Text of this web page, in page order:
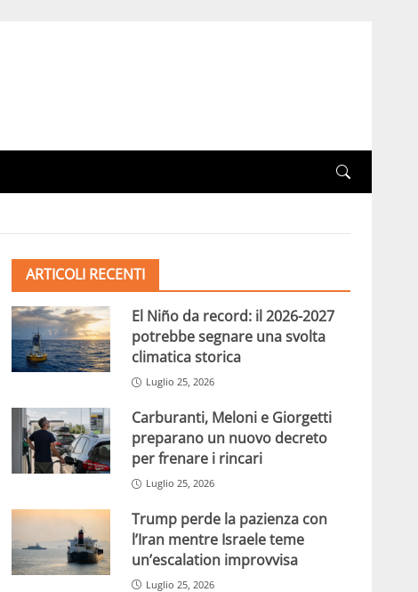
ARTICOLI RECENTI
El Niño da record: il 2026-2027
potrebbe segnare una svolta
climatica storica
Luglio 25, 2026
Carburanti, Meloni e Giorgetti
preparano un nuovo decreto
per frenare i rincari
Luglio 25, 2026
Trump perde la pazienza con
l’Iran mentre Israele teme
un’escalation improvvisa
Luglio 25, 2026